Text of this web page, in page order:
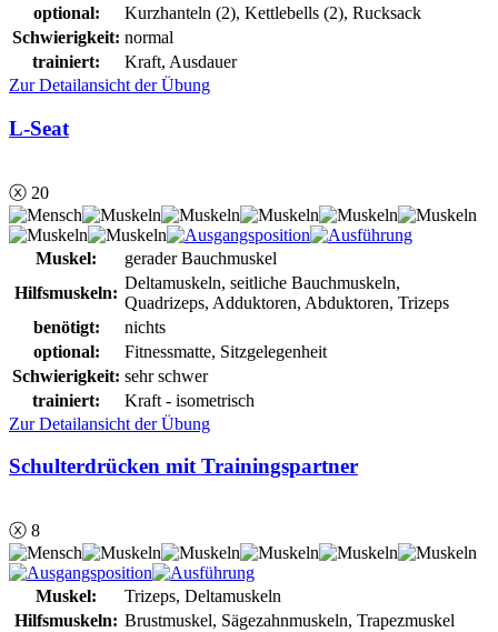
optional:
Kurzhanteln (2), Kettlebells (2), Rucksack
Schwierigkeit: normal
trainiert:
Kraft, Ausdauer
Zur Detailansicht der Übung
L-Seat
ⓧ 20
Muskel:
gerader Bauchmuskel
Hilfsmuskeln:
Deltamuskeln, seitliche Bauchmuskeln,
Quadrizeps, Adduktoren, Abduktoren, Trizeps
benötigt:
nichts
optional:
Fitnessmatte, Sitzgelegenheit
Schwierigkeit: sehr schwer
trainiert:
Kraft - isometrisch
Zur Detailansicht der Übung
Schulterdrücken mit Trainingspartner
ⓧ 8
Muskel:
Trizeps, Deltamuskeln
Hilfsmuskeln: Brustmuskel, Sägezahnmuskeln, Trapezmuskel